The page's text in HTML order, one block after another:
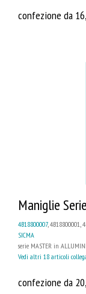
confezione da
Maniglie
4B18800007, 4B18800001,
SICMA
serie MASTER in
Vedi altri 18 articoli
confezione da